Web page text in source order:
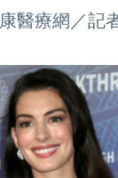
醫療網／記